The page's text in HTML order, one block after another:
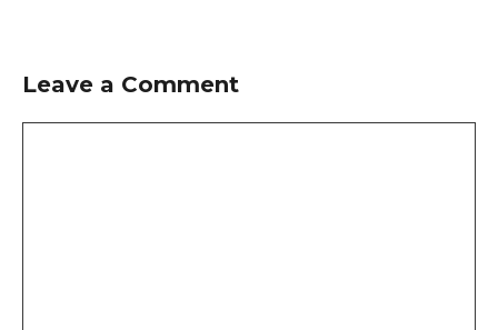
Leave a Comment